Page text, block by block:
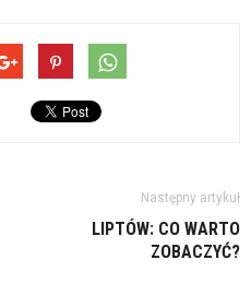
Następny artykuł
LIPTÓW: CO WARTO
ZOBACZYĆ?